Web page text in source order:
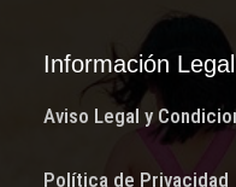
Información Legal
Aviso Legal y
Política de Privacidad